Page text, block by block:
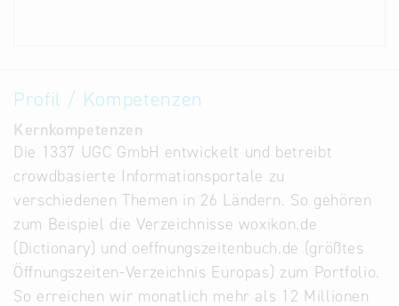
Profil / Kompetenzen
Kernkompetenzen
Die 1337 UGC GmbH entwickelt und betreibt
crowdbasierte Informationsportale zu
verschiedenen Themen in 26 Ländern. So gehören
zum Beispiel die Verzeichnisse woxikon.de
(Dictionary) und oeffnungszeitenbuch.de (größtes
Öffnungszeiten-Verzeichnis Europas) zum Portfolio.
So erreichen wir monatlich mehr als 12 Millionen